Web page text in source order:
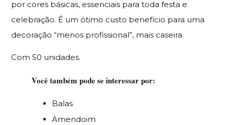
por cores básicas, essenciais para toda festa e
celebração. É um ótimo custo benefício para uma
decoração “menos profissional”, mais caseira.
Com 50 unidades.
Você também pode se interessar por:
Balas
Amendoim